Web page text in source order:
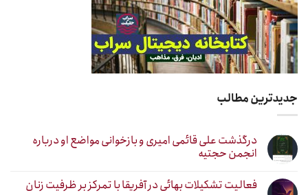
جدیدترین مطالب
درگذشت علی قائمی امیری و بازخوانی مواضع او درباره
انجمن حجتیه
فعالیت تشکیلات بهائی در آفریقا با تمرکز بر ظرفیت زنان